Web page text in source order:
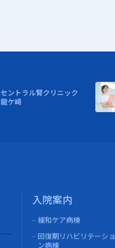
セントラル腎クリニック
龍ケ崎
入院案内
緩和ケア病棟
回復期リハビリテーショ
ン病棟